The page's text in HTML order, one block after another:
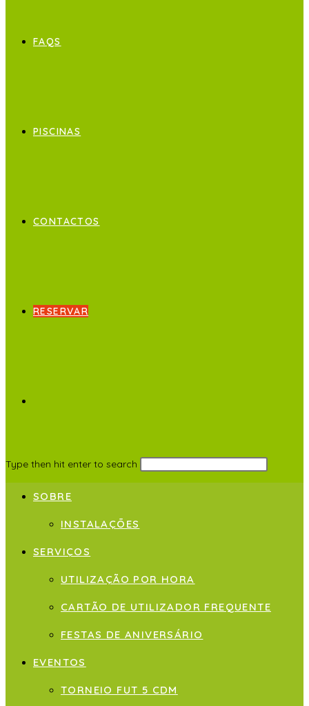
FAQS
PISCINAS
CONTACTOS
RESERVAR
Type then hit enter to search
SOBRE
INSTALAÇÕES
SERVIÇOS
UTILIZAÇÃO POR HORA
CARTÃO DE UTILIZADOR FREQUENTE
FESTAS DE ANIVERSÁRIO
EVENTOS
TORNEIO FUT 5 CDM